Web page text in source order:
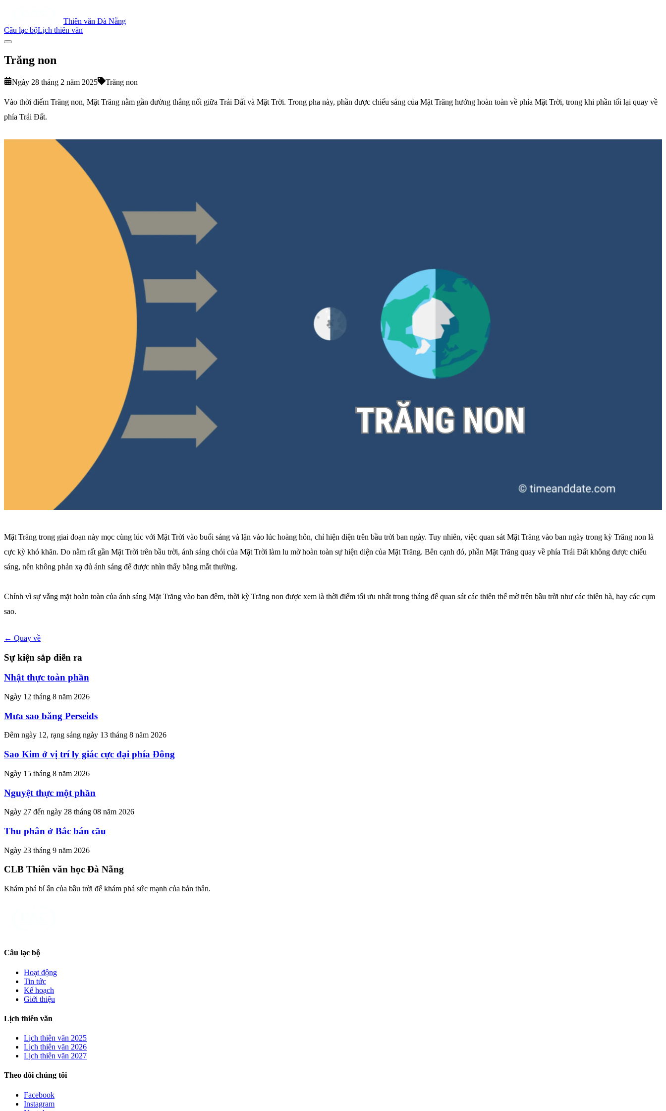
Thiên văn Đà Nẵng
Câu lạc bộLịch thiên văn
Trăng non
Ngày 28 tháng 2 năm 2025 Trăng non
Vào thời điểm Trăng non, Mặt Trăng nằm gần đường thẳng nối giữa Trái Đất và Mặt Trời. Trong pha này, phần được chiếu sáng của Mặt Trăng hướng hoàn toàn về phía Mặt Trời, trong khi phần tối lại quay về
phía Trái Đất.
Mặt Trăng trong giai đoạn này mọc cùng lúc với Mặt Trời vào buổi sáng và lặn vào lúc hoàng hôn, chỉ hiện diện trên bầu trời ban ngày. Tuy nhiên, việc quan sát Mặt Trăng vào ban ngày trong kỳ Trăng non là
cực kỳ khó khăn. Do nằm rất gần Mặt Trời trên bầu trời, ánh sáng chói của Mặt Trời làm lu mờ hoàn toàn sự hiện diện của Mặt Trăng. Bên cạnh đó, phần Mặt Trăng quay về phía Trái Đất không được chiếu
sáng, nên không phản xạ đủ ánh sáng để được nhìn thấy bằng mắt thường.
Chính vì sự vắng mặt hoàn toàn của ánh sáng Mặt Trăng vào ban đêm, thời kỳ Trăng non được xem là thời điểm tối ưu nhất trong tháng để quan sát các thiên thể mờ trên bầu trời như các thiên hà, hay các cụm
sao.
← Quay về
Sự kiện sắp diễn ra
Nhật thực toàn phần
Ngày 12 tháng 8 năm 2026
Mưa sao băng Perseids
Đêm ngày 12, rạng sáng ngày 13 tháng 8 năm 2026
Sao Kim ở vị trí ly giác cực đại phía Đông
Ngày 15 tháng 8 năm 2026
Nguyệt thực một phần
Ngày 27 đến ngày 28 tháng 08 năm 2026
Thu phân ở Bắc bán cầu
Ngày 23 tháng 9 năm 2026
CLB Thiên văn học Đà Nẵng
Khám phá bí ẩn của bầu trời để khám phá sức mạnh của bản thân.
Câu lạc bộ
Hoạt động
Tin tức
Kế hoạch
Giới thiệu
Lịch thiên văn
Lịch thiên văn 2025
Lịch thiên văn 2026
Lịch thiên văn 2027
Theo dõi chúng tôi
Facebook
Instagram